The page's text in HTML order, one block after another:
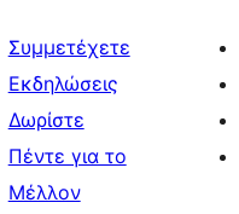
Συμμετέχετε
Εκδηλώσεις
Δωρίστε
Πέντε για το
Μέλλον